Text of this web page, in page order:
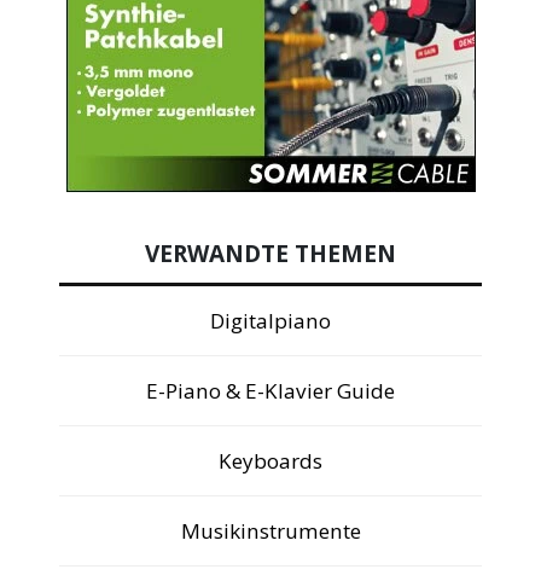
VERWANDTE THEMEN
Digitalpiano
E-Piano & E-Klavier Guide
Keyboards
Musikinstrumente